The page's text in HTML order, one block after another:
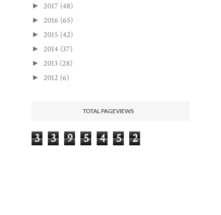
► 2017 (48)
► 2016 (65)
► 2015 (42)
► 2014 (37)
► 2013 (28)
► 2012 (6)
TOTAL PAGEVIEWS
3 3 9 5 4 5 2